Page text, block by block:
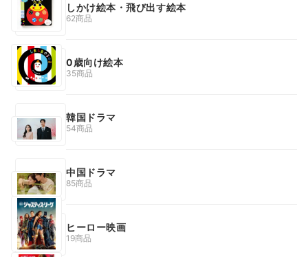
しかけ絵本・飛び出す絵本
62商品
0歳向け絵本
35商品
韓国ドラマ
54商品
中国ドラマ
85商品
ヒーロー映画
19商品